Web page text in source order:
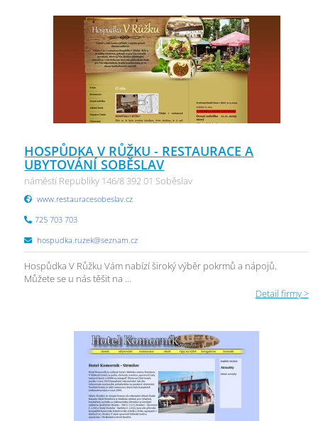
HOSPŮDKA V RŮŽKU - RESTAURACE A
UBYTOVÁNÍ SOBĚSLAV
náměstí Republiky 146/8 392 01 Soběslav
www.restauracesobeslav.cz
725 703 703
hospudka.ruzek@seznam.cz
Hospůdka V Růžku Vám nabízí široký výběr pokrmů a nápojů.
Můžete se u nás těšit na ...
Detail firmy >